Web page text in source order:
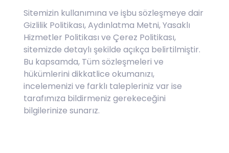
Sitemizin kullanımına ve işbu sözleşmeye dair
Gizlilik Politikası, Aydınlatma Metni, Yasaklı
Hizmetler Politikası ve Çerez Politikası,
sitemizde detaylı şekilde açıkça belirtilmiştir.
Bu kapsamda, Tüm sözleşmeleri ve
hükümlerini dikkatlice okumanızı,
incelemenizi ve farklı talepleriniz var ise
tarafımıza bildirmeniz gerekeceğini
bilgilerinize sunarız.